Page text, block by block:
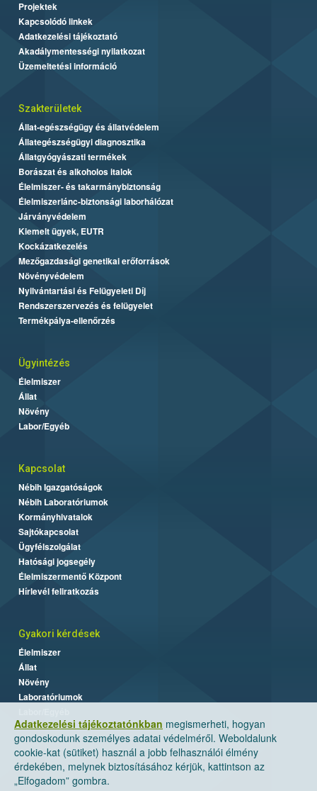
Adatkezelési tájékoztatónkban megismerheti, hogyan
gondoskodunk személyes adatai védelméről. Weboldalunk
cookie-kat (sütiket) használ a jobb felhasználói élmény
érdekében, melynek biztosításához kérjük, kattintson az
„Elfogadom” gombra.
Projektek
Kapcsolódó linkek
Adatkezelési tájékoztató
Akadálymentességi nyilatkozat
Üzemeltetési információ
Szakterületek
Állat-egészségügy és állatvédelem
Állategészségügyi diagnosztika
Állatgyógyászati termékek
Borászat és alkoholos italok
Élelmiszer- és takarmánybiztonság
Élelmiszerlánc-biztonsági laborhálózat
Járványvédelem
Kiemelt ügyek, EUTR
Kockázatkezelés
Mezőgazdasági genetikai erőforrások
Növényvédelem
Nyilvántartási és Felügyeleti Díj
Rendszerszervezés és felügyelet
Termékpálya-ellenőrzés
Ügyintézés
Élelmiszer
Állat
Növény
Labor/Egyéb
Kapcsolat
Nébih Igazgatóságok
Nébih Laboratóriumok
Kormányhivatalok
Sajtókapcsolat
Ügyfélszolgálat
Hatósági jogsegély
Élelmiszermentő Központ
Hírlevél feliratkozás
Gyakori kérdések
Élelmiszer
Állat
Növény
Laboratóriumok